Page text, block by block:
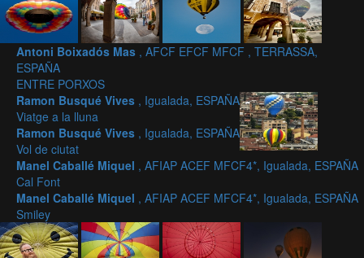
Antoni Boixadós Mas , AFCF EFCF MFCF , TERRASSA,
ESPAÑA
ENTRE PORXOS
Ramon Busqué Vives , Igualada, ESPAÑA
Viatge a la lluna
Ramon Busqué Vives , Igualada, ESPAÑA
Vol de ciutat
Manel Caballé Miquel , AFIAP ACEF MFCF4*, Igualada, ESPAÑA
Cal Font
Manel Caballé Miquel , AFIAP ACEF MFCF4*, Igualada, ESPAÑA
Smiley